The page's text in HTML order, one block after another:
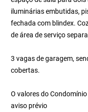
iluminárias embutidas,
fechada com blindex.
de área de serviço
3 vagas de garagem,
cobertas.
O valores do
aviso prévio